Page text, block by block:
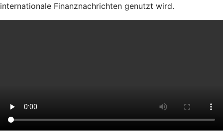
internationale Finanznachrichten genutzt wird.